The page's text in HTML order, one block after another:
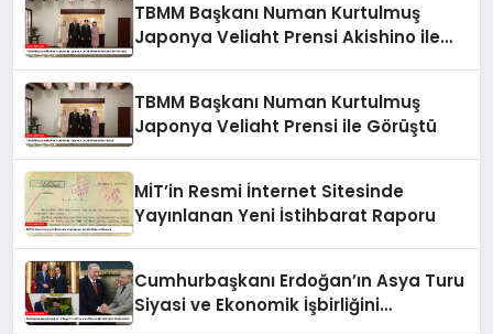
TBMM Başkanı Numan Kurtulmuş
Japonya Veliaht Prensi Akishino ile
TBMM Başkanı Numan Kurtulmuş
Japonya Veliaht Prensi ile Görüştü
MİT’in Resmi İnternet Sitesinde
Yayınlanan Yeni İstihbarat Raporu
Cumhurbaşkanı Erdoğan’ın Asya Turu
Siyasi ve Ekonomik İşbirliğini